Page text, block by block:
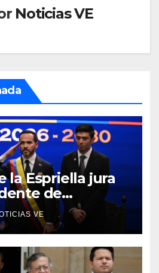
Noticias VE
la Espriella jura
de
el periodo
VE